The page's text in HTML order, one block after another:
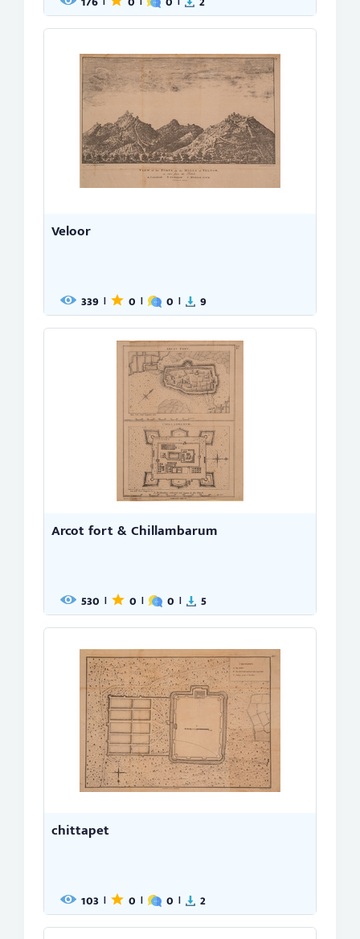
Veloor
339 | 0 | 0 | 9
Arcot fort & Chillambarum
530 | 0 | 0 | 5
chittapet
103 | 0 | 0 | 2